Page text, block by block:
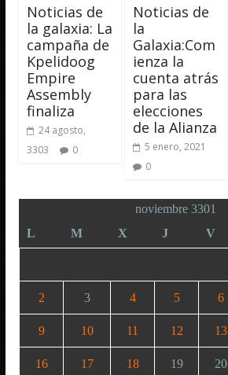
Noticias de
la galaxia: La
campaña de
Kpelidoog
Empire
Assembly
finaliza
24 agosto,
3303
0
Noticias de
la
Galaxia:Com
ienza la
cuenta atrás
para las
elecciones
de la Alianza
5 enero, 2021
0
noviembre 3301
L
M X J V
2 3 4 5 6
9 10 11 12 13
16 17 18 19 20